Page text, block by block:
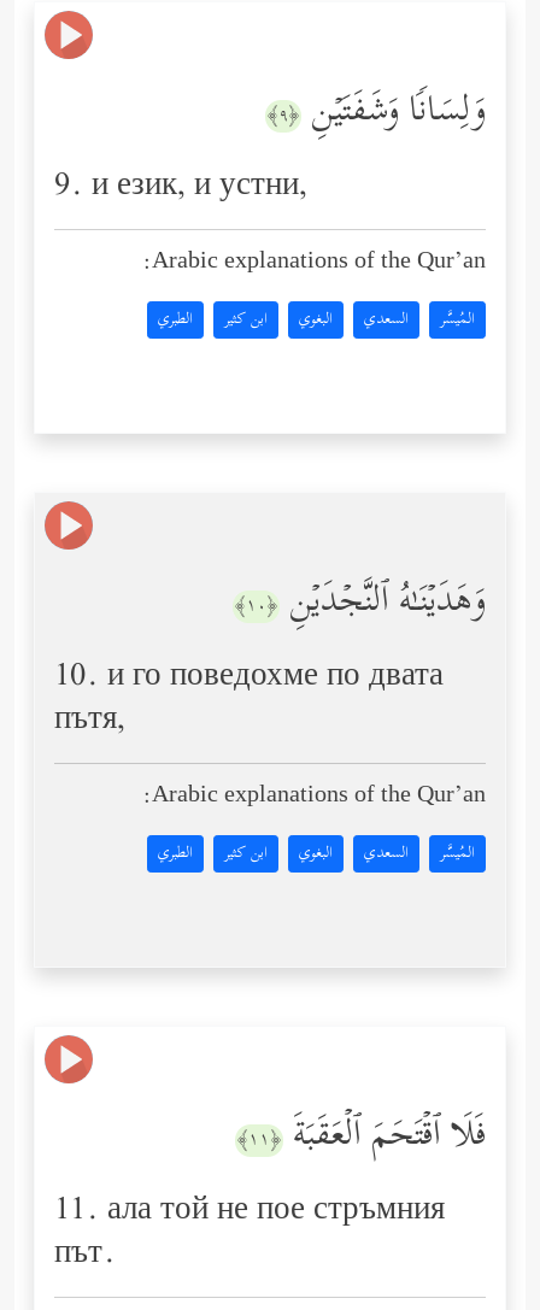
وَلِسَانࣰا وَشَفَتَیۡنِ ﴿٩﴾
9. и език, и устни,
Arabic explanations of the Qur’an:
المُيسَّر السعدي البغوي ابن كثير الطبري
وَهَدَیۡنَـٰهُ ٱلنَّجۡدَیۡنِ ﴿١٠﴾
10. и го поведохме по двата
пътя,
Arabic explanations of the Qur’an:
المُيسَّر السعدي البغوي ابن كثير الطبري
فَلَا ٱقۡتَحَمَ ٱلۡعَقَبَةَ ﴿١١﴾
11. ала той не пое стръмния
път.